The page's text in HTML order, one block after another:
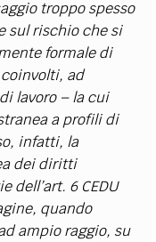
troppo spesso
sul rischio che si
formale di
ad
lavoro – la cui
a profili di
infatti, la
dei diritti
dell’art. 6 CEDU
quando
ampio raggio, su